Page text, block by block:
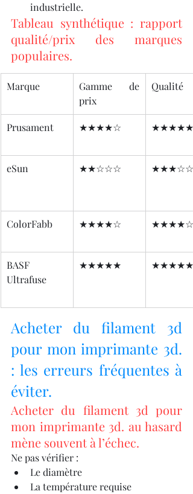
industrielle.
Tableau synthétique : rapport
qualité/prix des marques
populaires.
Marque
Gamme de
prix
Qualité
Prusament ★★★★☆ ★★★★★
eSun ★★☆☆☆ ★★★☆☆
ColorFabb ★★★★☆ ★★★★☆
BASF
Ultrafuse
★★★★★ ★★★★★
Acheter du filament 3d
pour mon imprimante 3d.
: les erreurs fréquentes à
éviter.
Acheter du filament 3d pour
mon imprimante 3d. au hasard
mène souvent à l’échec.
Ne pas vérifier :
Le diamètre
La température requise